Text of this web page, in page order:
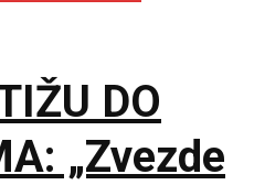
DO
„Zvezde